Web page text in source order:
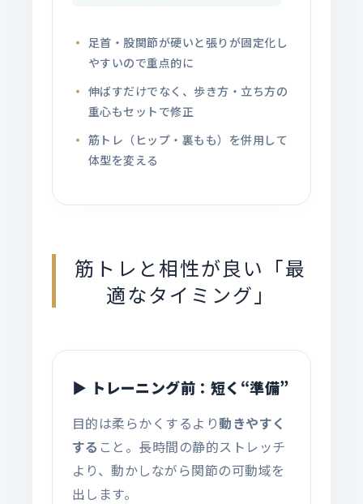
足首・股関節が硬いと張りが固定化し
やすいので重点的に
伸ばすだけでなく、歩き方・立ち方の
重心もセットで修正
筋トレ（ヒップ・裏もも）を併用して
体型を変える
筋トレと相性が良い「最
適なタイミング」
▶ トレーニング前：短く“準備”
目的は柔らかくするより動きやすく
する こと。長時間の静的ストレッチ
より、動かしながら関節の可動域を
出します。